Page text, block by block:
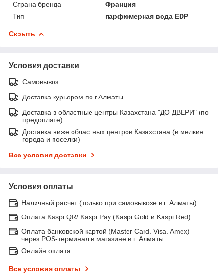
Страна бренда
Франция
Тип
парфюмерная вода EDP
Скрыть
Условия доставки
Самовывоз
Доставка курьером по г.Алматы
Доставка в областные центры Казахстана "ДО ДВЕРИ" (по
предоплате)
Доставка ниже областных центров Казахстана (в мелкие
города и поселки)
Все условия доставки
Условия оплаты
Наличный расчет (только при самовывозе в г. Алматы)
Оплата Kaspi QR/ Kaspi Pay (Kaspi Gold и Kaspi Red)
Оплата банковской картой (Master Card, Visa, Amex)
через POS-терминал в магазине в г. Алматы
Онлайн оплата
Все условия оплаты